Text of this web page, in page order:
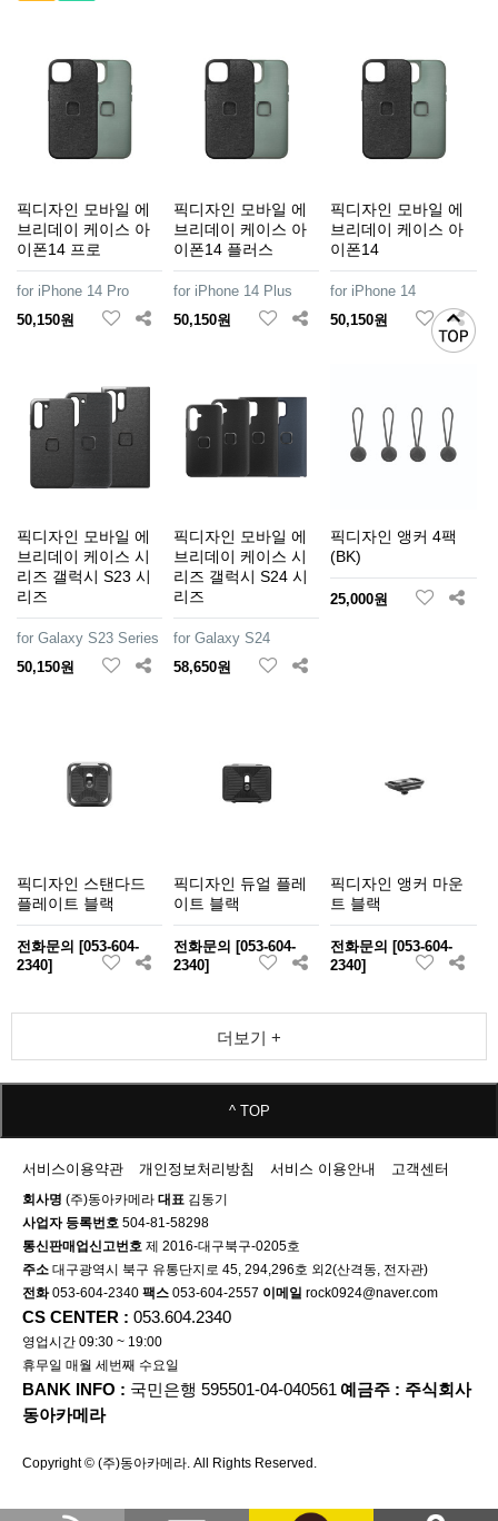
픽디자인 모바일 에
브리데이 케이스 아
이폰14 프로
for iPhone 14 Pro
50,150원
픽디자인 모바일 에
브리데이 케이스 아
이폰14 플러스
for iPhone 14 Plus
50,150원
픽디자인 모바일 에
브리데이 케이스 아
이폰14
for iPhone 14
50,150원
픽디자인 모바일 에
브리데이 케이스 시
리즈 갤럭시 S23 시
리즈
for Galaxy S23 Series
50,150원
픽디자인 모바일 에
브리데이 케이스 시
리즈 갤럭시 S24 시
리즈
for Galaxy S24
58,650원
픽디자인 앵커 4팩
(BK)
25,000원
픽디자인 스탠다드
플레이트 블랙
전화문의 [053-604-
2340]
픽디자인 듀얼 플레
이트 블랙
전화문의 [053-604-
2340]
픽디자인 앵커 마운
트 블랙
전화문의 [053-604-
2340]
더보기 +
^ TOP
서비스이용약관 개인정보처리방침 서비스 이용안내 고객센터
회사명 (주)동아카메라 대표 김동기
사업자 등록번호 504-81-58298
통신판매업신고번호 제 2016-대구북구-0205호
주소 대구광역시 북구 유통단지로 45, 294,296호 외2(산격동, 전자관)
전화053-604-2340 팩스 053-604-2557 이메일 rock0924@naver.com
CS CENTER : 053.604.2340
영업시간 09:30 ~ 19:00
휴무일 매월 세번째 수요일
BANK INFO : 국민은행 595501-04-040561 예금주 : 주식회사
동아카메라
Copyright © (주)동아카메라. All Rights Reserved.